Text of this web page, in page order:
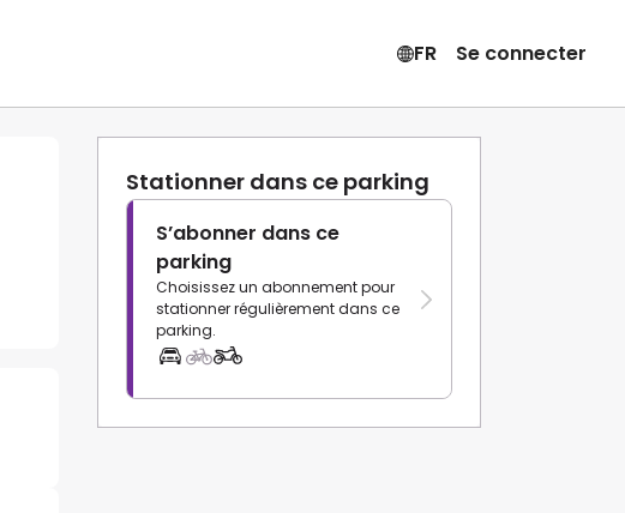
FR Se connecter
Stationner dans ce parking
S’abonner dans ce
parking
Choisissez un abonnement pour
stationner régulièrement dans ce
parking.